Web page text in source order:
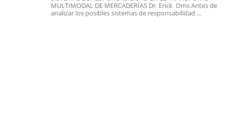
MULTIMODAL DE MERCADERÍAS Dr. Erick Oms Antes de
analizar los posibles sistemas de responsabilidad ...